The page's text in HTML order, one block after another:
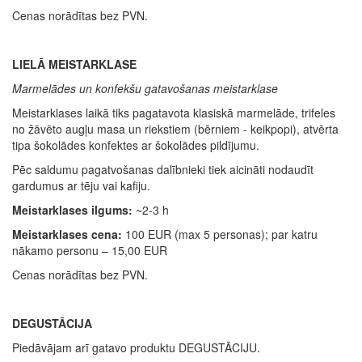
Cenas norādītas bez PVN.
LIELĀ MEISTARKLASE
Marmelādes un konfekšu gatavošanas meistarklase
Meistarklases laikā tiks pagatavota klasiskā marmelāde, trifeles
no žāvēto augļu masa un riekstiem (bērniem - keikpopi), atvērta
tipa šokolādes konfektes ar šokolādes pildījumu.
Pēc saldumu pagatvošanas dalībnieki tiek aicināti nodaudīt
gardumus ar tēju vai kafiju.
Meistarklases ilgums: ~2-3 h
Meistarklases cena: 100 EUR (max 5 personas); par katru
nākamo personu – 15,00 EUR
Cenas norādītas bez PVN.
DEGUSTĀCIJA
Piedāvājam arī gatavo produktu DEGUSTĀCIJU.